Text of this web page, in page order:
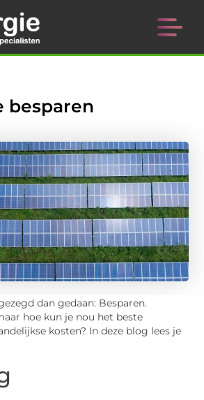
besparen
dan gedaan: Besparen.
hoe kun je nou het beste
kosten? In deze blog lees je